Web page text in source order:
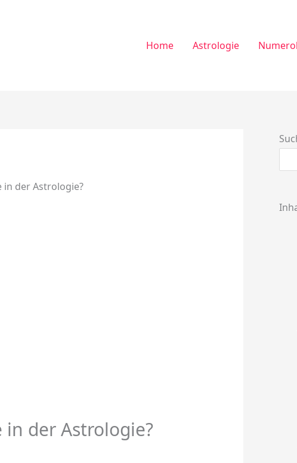
Home Astrologie
in der Astrologie?
in der Astrologie?